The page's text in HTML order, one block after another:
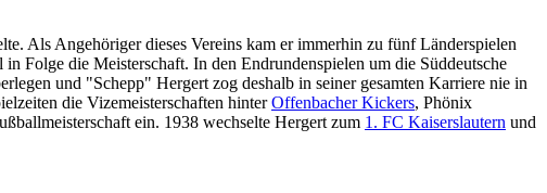
Als Angehöriger dieses Vereins kam er immerhin zu fünf Länderspielen
Folge die Meisterschaft. In den Endrundenspielen um die Süddeutsche
und "Schepp" Hergert zog deshalb in seiner gesamten Karriere nie in
die Vizemeisterschaften hinterOffenbacher Kickers, Phönix
ein. 1938 wechselte Hergert zum 1. FC Kaiserslautern und